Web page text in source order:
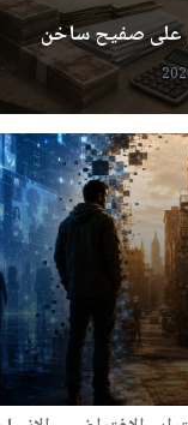
على صفيح ساخن